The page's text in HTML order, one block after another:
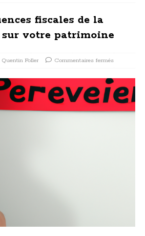
fiscales de la
sur votre patrimoine
Quentin Foller Commentaires fermés